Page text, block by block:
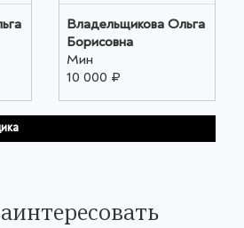
Владельщикова Ольга
Борисовна
Мин
10 000 ₽